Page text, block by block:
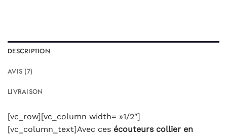
DESCRIPTION
AVIS (7)
LIVRAISON
[vc_row][vc_column width= »1/2″]
[vc_column_text]Avec ces écouteurs collier en